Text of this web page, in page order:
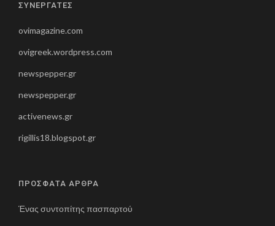
ΣΥΝΕΡΓΑΤΕΣ
ovimagazine.com
ovigreek.wordpress.com
newspepper.gr
newspepper.gr
activenews.gr
rigillis18.blogspot.gr
ΠΡΟΣΦΑΤΑ ΑΡΘΡΑ
Ένας συντοπίτης πασπαρτού